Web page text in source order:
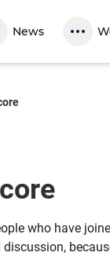
News
who have